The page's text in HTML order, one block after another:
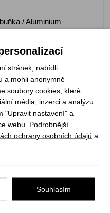
/ Aluminium
a už Vám
ODEBÍRAT
stránek, nabídli
a mohli anonymně
soubory cookies, které
média, inzerci a analýzu.
"Upravit nastavení" a
webu. Podrobnější
ochrany osobních údajů a
Souhlasím